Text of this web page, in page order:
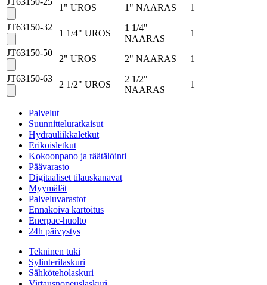
1" UROS 1" NAARAS
1
JT63150-32
1 1/4" UROS
1 1/4"
NAARAS
1
JT63150-50
2" UROS 2" NAARAS
1
JT63150-63
2 1/2" UROS
2 1/2"
NAARAS
1
Palvelut
Suunnitteluratkaisut
Hydrauliikkaletkut
Erikoisletkut
Kokoonpano ja räätälöinti
Päävarasto
Digitaaliset tilauskanavat
Myymälät
Palveluvarastot
Ennakoiva kartoitus
Enerpac-huolto
24h päivystys
Tekninen tuki
Sylinterilaskuri
Sähköteholaskuri